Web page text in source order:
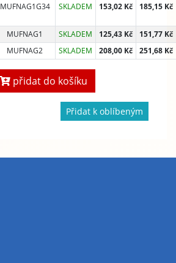
MUFNAG1G34 SKLADEM 153,02 Kč 185,15 Kč
MUFNAG1 SKLADEM 125,43 Kč
151,77 Kč
MUFNAG2 SKLADEM 208,00 Kč 251,68 Kč
přidat do košíku
Přidat k oblíbeným